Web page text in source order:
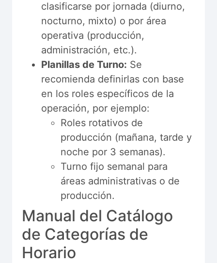
clasificarse por jornada (diurno,
nocturno, mixto) o por área
operativa (producción,
administración, etc.).
Planillas de Turno: Se
recomienda definirlas con base
en los roles específicos de la
operación, por ejemplo:
Roles rotativos de
producción (mañana, tarde y
noche por 3 semanas).
Turno fijo semanal para
áreas administrativas o de
producción.
Manual del Catálogo
de Categorías de
Horario